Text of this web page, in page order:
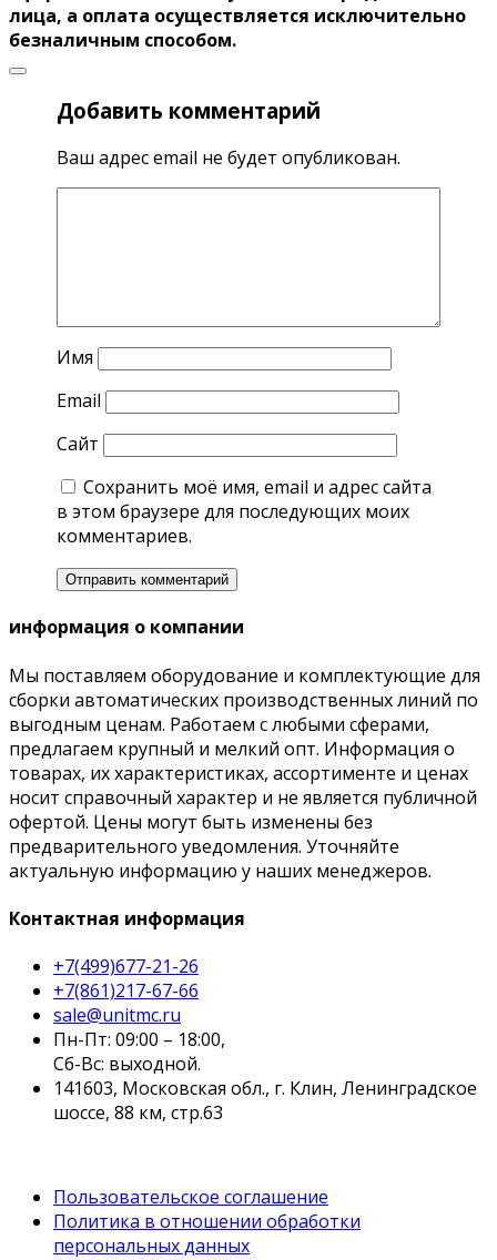
лица, а оплата осуществляется исключительно
безналичным способом.
Добавить комментарий
Ваш адрес email не будет опубликован.
Имя
Email
Сайт
Сохранить моё имя, email и адрес сайта
в этом браузере для последующих моих
комментариев.
информация о компании
Мы поставляем оборудование и комплектующие для
сборки автоматических производственных линий по
выгодным ценам. Работаем с любыми сферами,
предлагаем крупный и мелкий опт. Информация о
товарах, их характеристиках, ассортименте и ценах
носит справочный характер и не является публичной
офертой. Цены могут быть изменены без
предварительного уведомления. Уточняйте
актуальную информацию у наших менеджеров.
Контактная информация
+7(499)677-21-26
+7(861)217-67-66
sale@unitmc.ru
Пн-Пт: 09:00 – 18:00,
Сб-Вс: выходной.
141603, Московская обл., г. Клин, Ленинградское
шоссе, 88 км, стр.63
Пользовательское соглашение
Политика в отношении обработки
персональных данных